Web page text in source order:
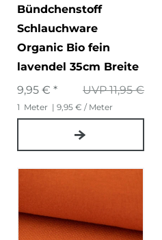
Bündchenstoff
Schlauchware
Organic Bio fein
lavendel 35cm Breite
UVP 11,95 €
9,95 € *
1 Meter | 9,95 € / Meter